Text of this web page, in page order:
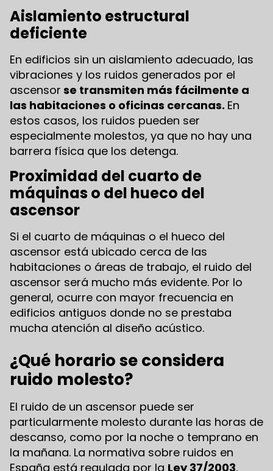
Aislamiento estructural
deficiente
En edificios sin un aislamiento adecuado, las
vibraciones y los ruidos generados por el
ascensor se transmiten más fácilmente a
las habitaciones o oficinas cercanas. En
estos casos, los ruidos pueden ser
especialmente molestos, ya que no hay una
barrera física que los detenga.
Proximidad del cuarto de
máquinas o del hueco del
ascensor
Si el cuarto de máquinas o el hueco del
ascensor está ubicado cerca de las
habitaciones o áreas de trabajo, el ruido del
ascensor será mucho más evidente. Por lo
general, ocurre con mayor frecuencia en
edificios antiguos donde no se prestaba
mucha atención al diseño acústico.
¿Qué horario se considera
ruido molesto?
El ruido de un ascensor puede ser
particularmente molesto durante las horas de
descanso, como por la noche o temprano en
la mañana. La normativa sobre ruidos en
España está regulada por la Ley 37/2003,